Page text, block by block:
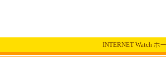
INTERNET Watch ホ